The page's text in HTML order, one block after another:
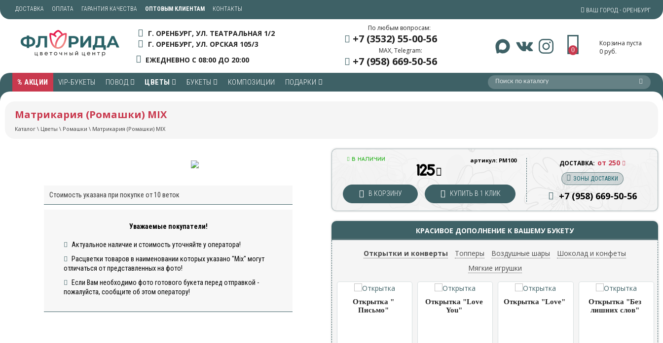
ВАШ ГОРОД - ОРЕНБУРГ
Г. ОРЕНБУРГ, УЛ. ТЕАТРАЛЬНАЯ 1/2
Г. ОРЕНБУРГ, УЛ. ОРСКАЯ 105/3
ЕЖЕДНЕВНО С 08:00 ДО 20:00
По любым вопросам:
+7 (3532) 55-00-56
MAX, Telegram:
+7 (958) 669-50-56
0
Корзина пуста
0 руб.
% АКЦИИ VIP-БУКЕТЫ ПОВОД ЦВЕТЫ БУКЕТЫ КОМПОЗИЦИИ ПОДАРКИ
ДОСТАВКА ОПЛАТА ГАРАНТИЯ КАЧЕСТВА ОПТОВЫМ КЛИЕНТАМ КОНТАКТЫ
Матрикария (Ромашки) MIX
Каталог \ Цветы \ Ромашки \ Матрикария (Ромашки) MIX
Стоимость указана при покупке от 10 веток
Уважаемые покупатели!
Актуальное наличие и стоимость уточняйте у оператора!
Расцветки товаров в наименовании которых указано "Mix" могут
отличаться от представленных на фото!
Если Вам необходимо фото готового букета перед отправкой -
пожалуйста, сообщите об этом оператору!
артикул: РМ100
В НАЛИЧИИ
125
В КОРЗИНУ КУПИТЬ В 1 КЛИК
ДОСТАВКА: от 250
ЗОНЫ ДОСТАВКИ
+7 (958) 669-50-56
КРАСИВОЕ ДОПОЛНЕНИЕ К ВАШЕМУ БУКЕТУ
Открытки и конверты Топперы Воздушные шары
Шоколад и конфеты
Мягкие игрушки
"Сердца"
"Шарики " 2
"Шарики"
Открытка "
Письмо"
Открытка "Love
You"
Открытка "Love"
Открытка "Без
лишних слов"